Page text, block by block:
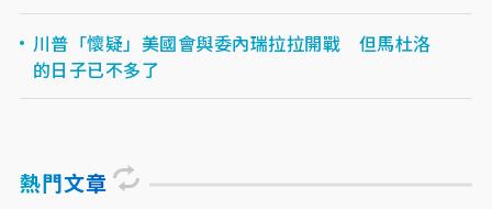
川普「懷疑」美國會與委內瑞拉拉開戰 但馬杜洛
的日子已不多了
熱門文章